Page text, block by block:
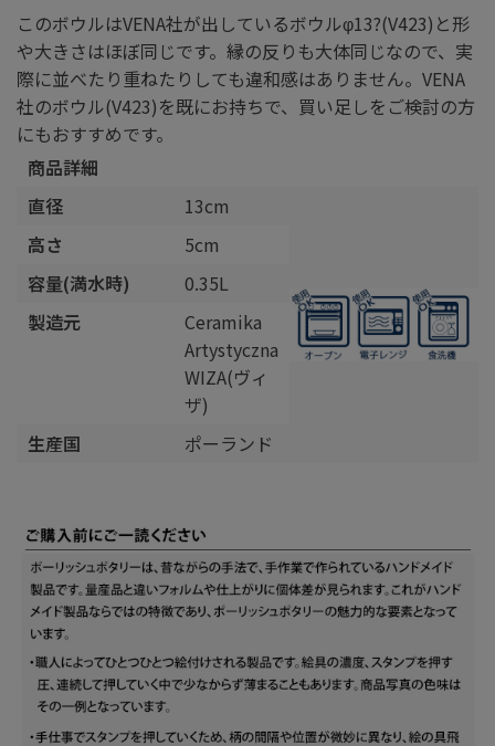
このボウルはVENA社が出しているボウルφ13?(V423)と形
や大きさはほぼ同じです。縁の反りも大体同じなので、実
際に並べたり重ねたりしても違和感はありません。VENA
社のボウル(V423)を既にお持ちで、買い足しをご検討の方
にもおすすめです。
商品詳細
直径
13cm
高さ
5cm
容量(満水時)
0.35L
製造元
Ceramika
Artystyczna
WIZA(ヴィ
ザ)
生産国
ポーランド